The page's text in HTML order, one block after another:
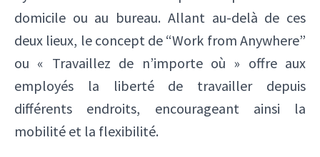
domicile ou au bureau. Allant au-delà de ces
deux lieux, le concept de “Work from Anywhere”
ou « Travaillez de n’importe où » offre aux
employés la liberté de travailler depuis
différents endroits, encourageant ainsi la
mobilité et la flexibilité.